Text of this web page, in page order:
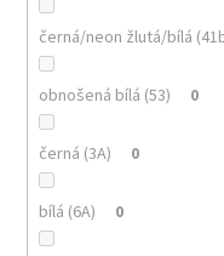
černá/neon žlutá/bílá
obnošená bílá (53) 0
černá (3A) 0
bílá (6A) 0